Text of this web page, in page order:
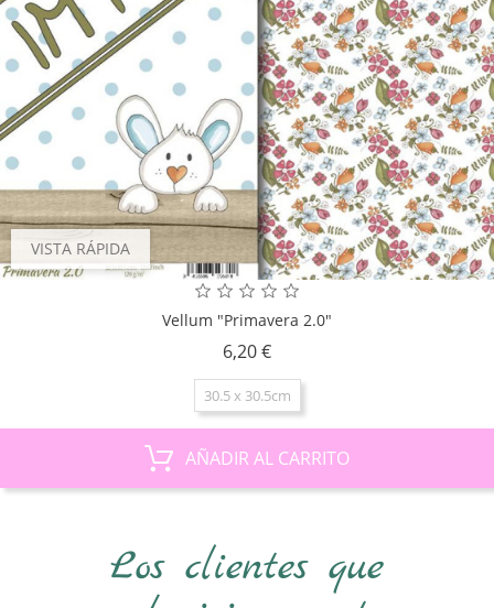
VISTA RÁPIDA
Vellum "Primavera 2.0"
6,20 €Precio
30.5 x 30.5cm
AÑADIR AL CARRITO
Los clientes que